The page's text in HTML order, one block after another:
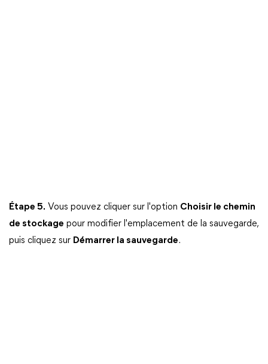
Étape 5. Vous pouvez cliquer sur l'option Choisir le chemin
de stockage pour modifier l'emplacement de la sauvegarde,
puis cliquez sur Démarrer la sauvegarde.